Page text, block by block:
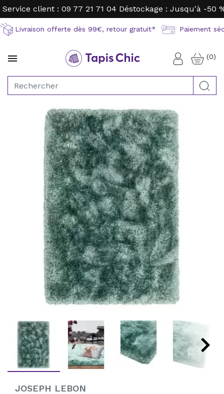
Service client : 09 77 21 71 04 Déstockage : Jusqu'à -50
Livraison offerte dès 99€, retour gratuit* Paiement
 Connexion
(0)
JOSEPH LEBON